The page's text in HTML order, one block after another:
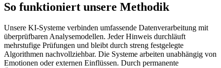
So funktioniert unsere Methodik
Unsere KI-Systeme verbinden umfassende Datenverarbeitung mit
überprüfbaren Analysemodellen. Jeder Hinweis durchläuft
mehrstufige Prüfungen und bleibt durch streng festgelegte
Algorithmen nachvollziehbar. Die Systeme arbeiten unabhängig von
Emotionen oder externen Einflüssen. Durch permanente